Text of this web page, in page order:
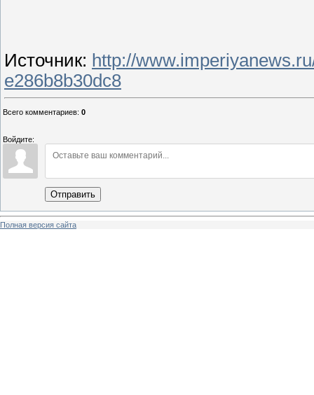
Источник: http://
e286b8b30dc8
Всего комментариев: 0
Войдите:
Отправить
Полная версия сайта